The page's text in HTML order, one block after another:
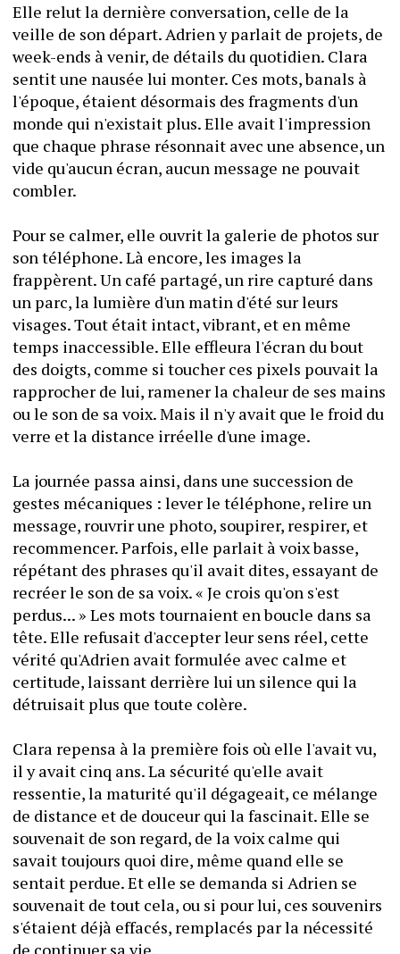
Elle relut la dernière conversation, celle de la
veille de son départ. Adrien y parlait de projets, de
week-ends à venir, de détails du quotidien. Clara
sentit une nausée lui monter. Ces mots, banals à
l'époque, étaient désormais des fragments d'un
monde qui n'existait plus. Elle avait l'impression
que chaque phrase résonnait avec une absence, un
vide qu'aucun écran, aucun message ne pouvait
combler.
Pour se calmer, elle ouvrit la galerie de photos sur
son téléphone. Là encore, les images la
frappèrent. Un café partagé, un rire capturé dans
un parc, la lumière d'un matin d'été sur leurs
visages. Tout était intact, vibrant, et en même
temps inaccessible. Elle effleura l'écran du bout
des doigts, comme si toucher ces pixels pouvait la
rapprocher de lui, ramener la chaleur de ses mains
ou le son de sa voix. Mais il n'y avait que le froid du
verre et la distance irréelle d'une image.
La journée passa ainsi, dans une succession de
gestes mécaniques : lever le téléphone, relire un
message, rouvrir une photo, soupirer, respirer, et
recommencer. Parfois, elle parlait à voix basse,
répétant des phrases qu'il avait dites, essayant de
recréer le son de sa voix. « Je crois qu'on s'est
perdus... » Les mots tournaient en boucle dans sa
tête. Elle refusait d'accepter leur sens réel, cette
vérité qu'Adrien avait formulée avec calme et
certitude, laissant derrière lui un silence qui la
détruisait plus que toute colère.
Clara repensa à la première fois où elle l'avait vu,
il y avait cinq ans. La sécurité qu'elle avait
ressentie, la maturité qu'il dégageait, ce mélange
de distance et de douceur qui la fascinait. Elle se
souvenait de son regard, de la voix calme qui
savait toujours quoi dire, même quand elle se
sentait perdue. Et elle se demanda si Adrien se
souvenait de tout cela, ou si pour lui, ces souvenirs
s'étaient déjà effacés, remplacés par la nécessité
de continuer sa vie.